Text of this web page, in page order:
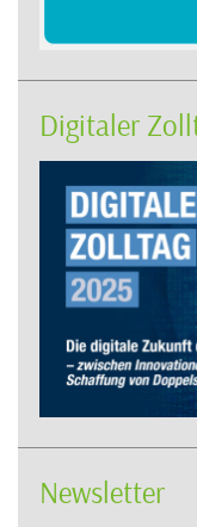
Digitaler
Newsletter